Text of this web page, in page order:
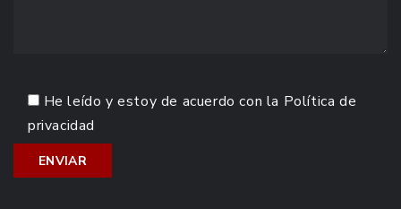
He leído y estoy de acuerdo con la Política de
privacidad